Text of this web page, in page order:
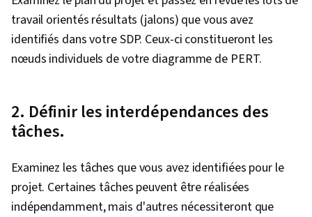
travail orientés résultats (jalons) que vous avez
identifiés dans votre SDP. Ceux-ci constitueront les
nœuds individuels de votre diagramme de PERT.
2. Définir les interdépendances des
tâches.
Examinez les tâches que vous avez identifiées pour le
projet. Certaines tâches peuvent être réalisées
indépendamment, mais d'autres nécessiteront que